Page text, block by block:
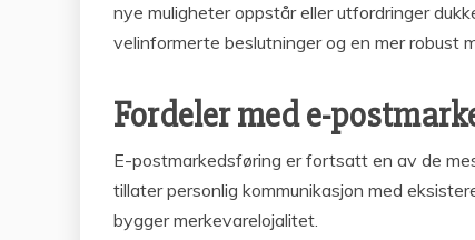
nye muligheter oppstår eller utfordringer
velinformerte beslutninger og en mer robust
Fordeler med e-
E-postmarkedsføring er fortsatt en av de
tillater personlig kommunikasjon med
bygger merkevarelojalitet.